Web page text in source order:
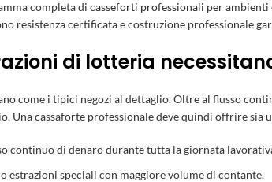
completa di casseforti professionali per ambienti
resistenza certificata e costruzione professionale
di lotteria
come i tipici negozi al dettaglio. Oltre al flusso
Una cassaforte professionale deve quindi offrire
continuo di denaro durante tutta la giornata
estrazioni speciali con maggiore volume di contante.